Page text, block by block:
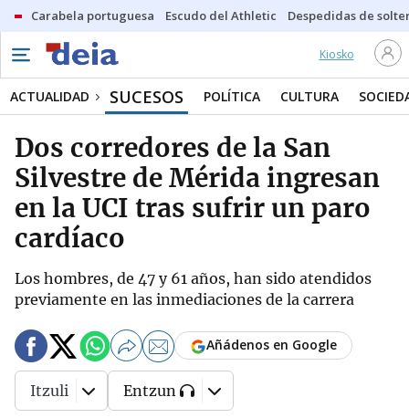
Carabela portuguesa Escudo del Athletic Despedidas de
Kiosko
ACTUALIDAD SUCESOS POLÍTICA CULTURA
Dos corredores de la San
Silvestre de Mérida ingresan
en la UCI tras sufrir un paro
cardíaco
Los hombres, de 47 y 61 años, han sido atendidos
previamente en las inmediaciones de la carrera
Añádenos en Google
Itzuli Entzun